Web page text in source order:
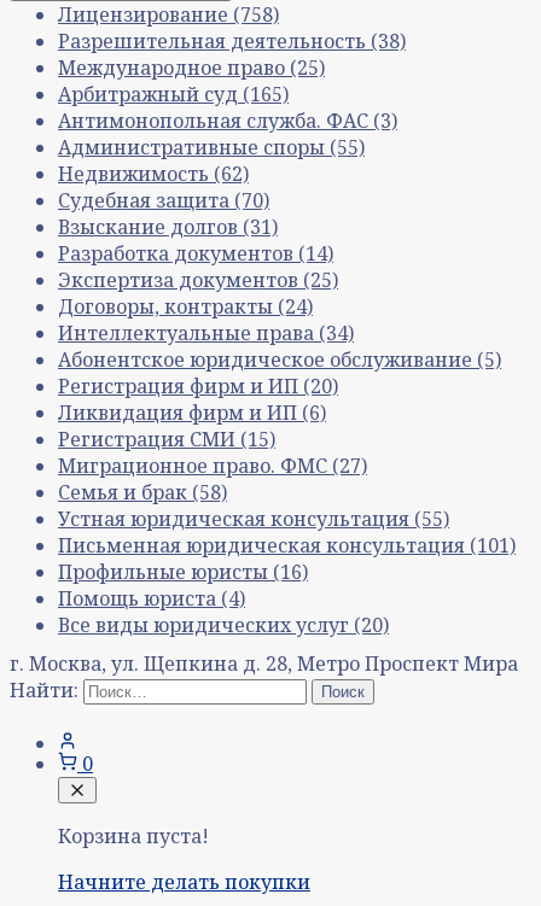
Лицензирование (758)
Разрешительная деятельность (38)
Международное право (25)
Арбитражный суд (165)
Антимонопольная служба. ФАС (3)
Административные споры (55)
Недвижимость (62)
Судебная защита (70)
Взыскание долгов (31)
Разработка документов (14)
Экспертиза документов (25)
Договоры, контракты (24)
Интеллектуальные права (34)
Абонентское юридическое обслуживание (5)
Регистрация фирм и ИП (20)
Ликвидация фирм и ИП (6)
Регистрация СМИ (15)
Миграционное право. ФМС (27)
Семья и брак (58)
Устная юридическая консультация (55)
Письменная юридическая консультация (101)
Профильные юристы (16)
Помощь юриста (4)
Все виды юридических услуг (20)
г. Москва, ул. Щепкина д. 28, Метро Проспект Мира
Найти:
0
Корзина пуста!
Начните делать покупки